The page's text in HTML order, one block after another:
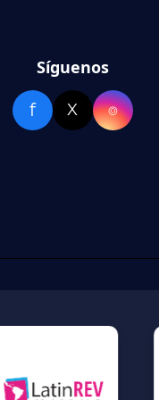
Síguenos
f X ⌾